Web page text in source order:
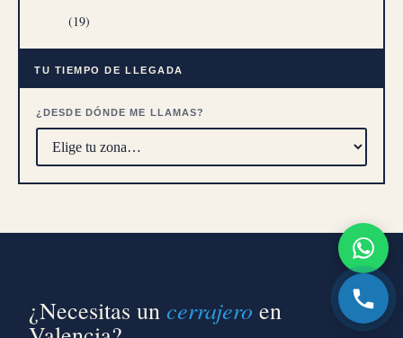
(19)
TU TIEMPO DE LLEGADA
¿DESDE DÓNDE ME LLAMAS?
¿Necesitas un cerrajero en